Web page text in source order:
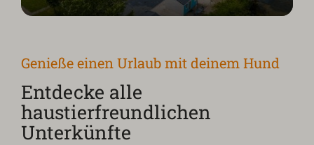
Genieße einen Urlaub mit deinem Hund
Entdecke alle
haustierfreundlichen
Unterkünfte